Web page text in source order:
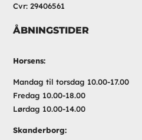
Cvr: 29406561
ÅBNINGSTIDER
Horsens:
Mandag til torsdag 10.00-17.00
Fredag 10.00-18.00
Lørdag 10.00-14.00
Skanderborg: